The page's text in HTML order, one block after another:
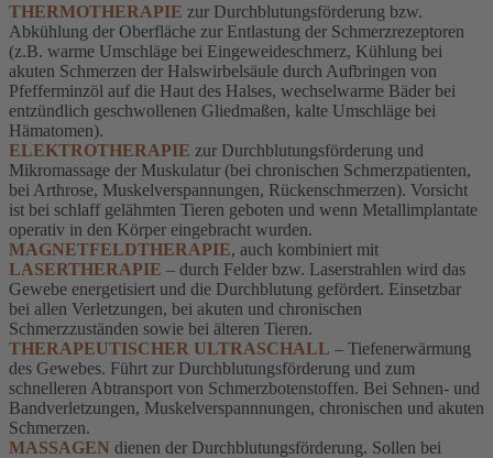
THERMOTHERAPIE zur Durchblutungsförderung bzw.
Abkühlung der Oberfläche zur Entlastung der Schmerzrezeptoren
(z.B. warme Umschläge bei Eingeweideschmerz, Kühlung bei
akuten Schmerzen der Halswirbelsäule durch Aufbringen von
Pfefferminzöl auf die Haut des Halses, wechselwarme Bäder bei
entzündlich geschwollenen Gliedmaßen, kalte Umschläge bei
Hämatomen).
ELEKTROTHERAPIE zur Durchblutungsförderung und
Mikromassage der Muskulatur (bei chronischen Schmerzpatienten,
bei Arthrose, Muskelverspannungen, Rückenschmerzen). Vorsicht
ist bei schlaff gelähmten Tieren geboten und wenn Metallimplantate
operativ in den Körper eingebracht wurden.
MAGNETFELDTHERAPIE, auch kombiniert mit
LASERTHERAPIE – durch Felder bzw. Laserstrahlen wird das
Gewebe energetisiert und die Durchblutung gefördert. Einsetzbar
bei allen Verletzungen, bei akuten und chronischen
Schmerzzuständen sowie bei älteren Tieren.
THERAPEUTISCHER ULTRASCHALL – Tiefenerwärmung
des Gewebes. Führt zur Durchblutungsförderung und zum
schnelleren Abtransport von Schmerzbotenstoffen. Bei Sehnen- und
Bandverletzungen, Muskelverspannnungen, chronischen und akuten
Schmerzen.
MASSAGEN dienen der Durchblutungsförderung. Sollen bei